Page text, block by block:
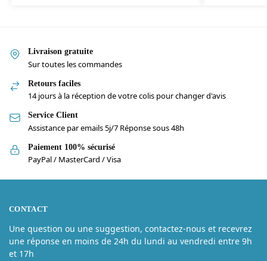
Livraison gratuite
Sur toutes les commandes
Retours faciles
14 jours à la réception de votre colis pour changer d'avis
Service Client
Assistance par emails 5j/7 Réponse sous 48h
Paiement 100% sécurisé
PayPal / MasterCard / Visa
CONTACT
Une question ou une suggestion, contactez-nous et recevrez
une réponse en moins de 24h du lundi au vendredi entre 9h
et 17h